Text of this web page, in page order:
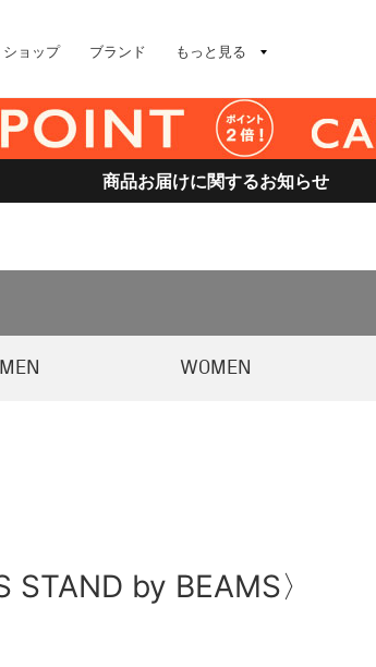
ショップ ブランド もっと見る
商品お届けに関するお知らせ
MEN WOMEN
by BEAMS〉